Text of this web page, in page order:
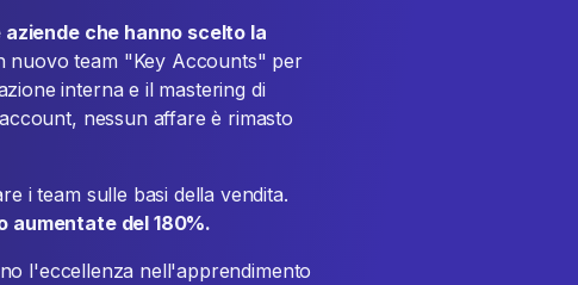
che hanno scelto la
nuovo team "Key Accounts" per
interna e il mastering di
nessun affare è rimasto
i team sulle basi della vendita.
aumentate del 180%.
l'eccellenza nell'apprendimento